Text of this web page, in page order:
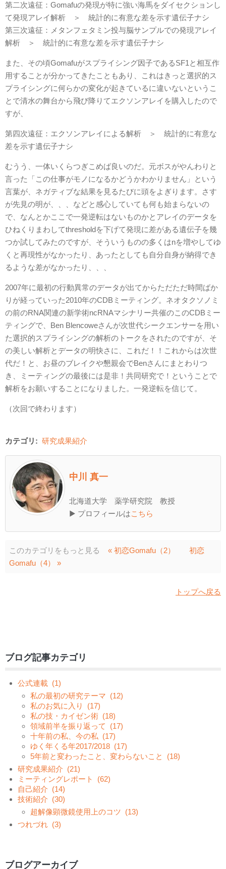
第二次遠征：Gomafuの発現が特に強い海馬をダイセクションし
て発現アレイ解析 ＞ 統計的に有意な差を示す遺伝子ナシ
第三次遠征：メタンフェタミン投与脳サンプルでの発現アレイ
解析 ＞ 統計的に有意な差を示す遺伝子ナシ
また、その頃Gomafuがスプライシング因子であるSF1と相互作
用することが分かってきたこともあり、これはきっと選択的ス
プライシングに何らかの変化が起きているに違いないというこ
とで清水の舞台から飛び降りてエクソンアレイを購入したので
すが、
第四次遠征：エクソンアレイによる解析 ＞ 統計的に有意な
差を示す遺伝子ナシ
むうう、一体いくらつぎこめば良いのだ。元ボスがやんわりと
言った「この仕事がモノになるかどうかわかりません」という
言葉が、ネガティブな結果を見るたびに頭をよぎります。さす
が先見の明が、、、などと感心していても何も始まらないの
で、なんとかここで一発逆転はないものかとアレイのデータを
ひねくりまわしてthresholdを下げて発現に差がある遺伝子を幾
つか試してみたのですが、そういうものの多くはnを増やしてゆ
くと再現性がなかったり、あったとしても自分自身が納得でき
るような差がなかったり、、、
2007年に最初の行動異常のデータが出てからただただ時間ばか
りが経っていった2010年のCDBミーティング。ネオタクソノミ
の前のRNA関連の新学術ncRNAマシナリー共催のこのCDBミー
ティングで、Ben Blencoweさんが次世代シークエンサーを用い
た選択的スプライシングの解析のトークをされたのですが、そ
の美しい解析とデータの明快さに、これだ！！これからは次世
代だ！と、お昼のブレイクや懇親会でBenさんにまとわりつ
き、ミーティングの最後には是非！共同研究で！ということで
解析をお願いすることになりました。一発逆転を信じて。
（次回で終わります）
カテゴリ: 研究成果紹介
中川 真一
北海道大学 薬学研究院 教授
▶ プロフィールはこちら
このカテゴリをもっと見る « 初恋Gomafu（2）
初恋
Gomafu（4） »
トップへ戻る
ブログ記事カテゴリ
公式連載 (1)
私の最初の研究テーマ (12)
私のお気に入り
(17)
私の技・カイゼン術 (18)
領域前半を振り返って
(17)
十年前の私、今の私 (17)
ゆく年くる年2017/2018 (17)
5年前と変わったこと、変わらないこと
(18)
研究成果紹介 (21)
ミーティングレポート
(62)
自己紹介 (14)
技術紹介 (30)
超解像顕微鏡使用上のコツ (13)
つれづれ (3)
ブログアーカイブ